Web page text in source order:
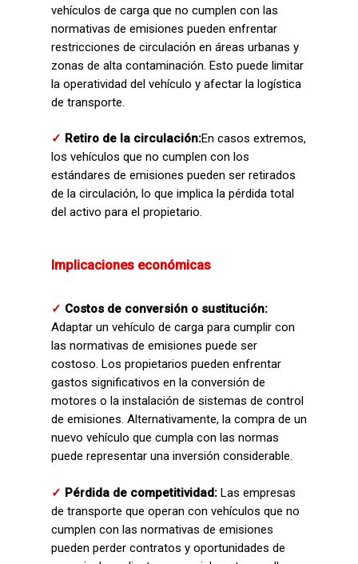
vehículos de carga que no cumplen con las
normativas de emisiones pueden enfrentar
restricciones de circulación en áreas urbanas y
zonas de alta contaminación. Esto puede limitar
la operatividad del vehículo y afectar la logística
de transporte.
✓ Retiro de la circulación:En casos extremos,
los vehículos que no cumplen con los
estándares de emisiones pueden ser retirados
de la circulación, lo que implica la pérdida total
del activo para el propietario.
Implicaciones económicas
✓ Costos de conversión o sustitución:
Adaptar un vehículo de carga para cumplir con
las normativas de emisiones puede ser
costoso. Los propietarios pueden enfrentar
gastos significativos en la conversión de
motores o la instalación de sistemas de control
de emisiones. Alternativamente, la compra de un
nuevo vehículo que cumpla con las normas
puede representar una inversión considerable.
✓ Pérdida de competitividad: Las empresas
de transporte que operan con vehículos que no
cumplen con las normativas de emisiones
pueden perder contratos y oportunidades de